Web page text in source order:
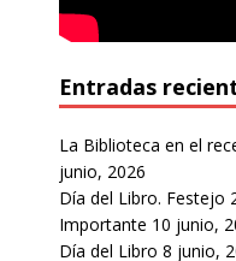
Entradas
La Biblioteca en el
junio, 2026
Día del Libro. Festejo
Importante 10 junio,
Día del Libro 8 junio,